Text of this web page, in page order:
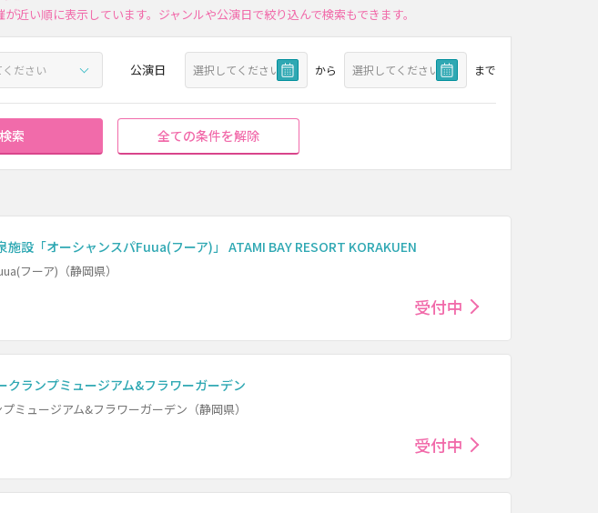
近い順に表示しています。ジャンルや公演日で絞り込んで検索もできます。
公演日 から まで
検索 全ての条件を解除
施設「オーシャンスパFuua(フーア)」 ATAMI BAY RESORT KORAKUEN
フーア)（静岡県）
受付中
クランプミュージアム&フラワーガーデン
ミュージアム&フラワーガーデン（静岡県）
受付中